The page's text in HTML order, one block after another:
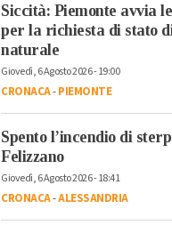
Siccità: Piemonte avvia
per la richiesta di stato
naturale
Giovedì, 6 Agosto 2026 - 19:00
CRONACA-PIEMONTE
Spento l’incendio di
Felizzano
Giovedì, 6 Agosto 2026 - 18:41
CRONACA-ALESSANDRIA